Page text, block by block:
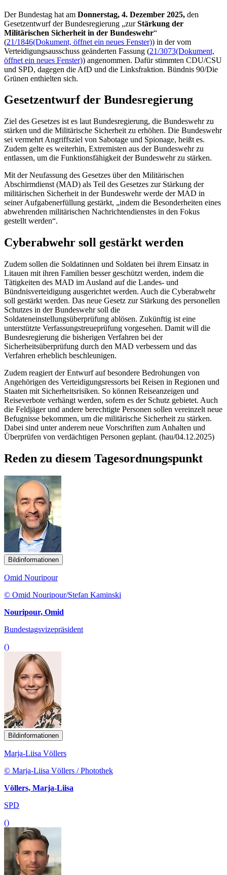
Der Bundestag hat am Donnerstag, 4. Dezember 2025, den
Gesetzentwurf der Bundesregierung „zurStärkung der
Militärischen Sicherheit in der Bundeswehr“
(21/1846(Dokument, öffnet ein neues Fenster)) in der vom
Verteidigungsausschuss geänderten Fassung (21/3073(Dokument,
öffnet ein neues Fenster)) angenommen. Dafür stimmten CDU/CSU
und SPD, dagegen die AfD und die Linksfraktion. Bündnis 90/Die
Grünen enthielten sich.
Gesetzentwurf der Bundesregierung
Ziel des Gesetzes ist es laut Bundesregierung, die Bundeswehr zu
stärken und die Militärische Sicherheit zu erhöhen. Die Bundeswehr
sei vermehrt Angriffsziel von Sabotage und Spionage, heißt es.
Zudem gelte es weiterhin, Extremisten aus der Bundeswehr zu
entlassen, um die Funktionsfähigkeit der Bundeswehr zu stärken.
Mit der Neufassung des Gesetzes über den Militärischen
Abschirmdienst (MAD) als Teil des Gesetzes zur Stärkung der
militärischen Sicherheit in der Bundeswehr werde der MAD in
seiner Aufgabenerfüllung gestärkt, „indem die Besonderheiten eines
abwehrenden militärischen Nachrichtendienstes in den Fokus
gestellt werden“.
Cyberabwehr soll gestärkt werden
Zudem sollen die Soldatinnen und Soldaten bei ihrem Einsatz in
Litauen mit ihren Familien besser geschützt werden, indem die
Tätigkeiten des MAD im Ausland auf die Landes- und
Bündnisverteidigung ausgerichtet werden. Auch die Cyberabwehr
soll gestärkt werden. Das neue Gesetz zur Stärkung des personellen
Schutzes in der Bundeswehr soll die
Soldateneinstellungsüberprüfung ablösen. Zukünftig ist eine
unterstützte Verfassungstreueprüfung vorgesehen. Damit will die
Bundesregierung die bisherigen Verfahren bei der
Sicherheitsüberprüfung durch den MAD verbessern und das
Verfahren erheblich beschleunigen.
Zudem reagiert der Entwurf auf besondere Bedrohungen von
Angehörigen des Verteidigungsressorts bei Reisen in Regionen und
Staaten mit Sicherheitsrisiken. So können Reiseanzeigen und
Reiseverbote verhängt werden, sofern es der Schutz gebietet. Auch
die Feldjäger und andere berechtigte Personen sollen vereinzelt neue
Befugnisse bekommen, um die militärische Sicherheit zu stärken.
Dabei sind unter anderem neue Vorschriften zum Anhalten und
Überprüfen von verdächtigen Personen geplant. (hau/04.12.2025)
Reden zu diesem Tagesordnungspunkt
Bildinformationen
Omid Nouripour
© Omid Nouripour/Stefan Kaminski
Nouripour, Omid
Bundestagsvizepräsident
()
Bildinformationen
Marja-Liisa Völlers
© Marja-Liisa Völlers / Photothek
Völlers, Marja-Liisa
SPD
()